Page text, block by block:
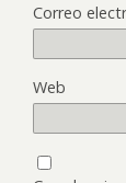
Correo
Web